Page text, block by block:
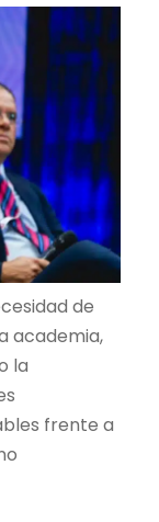
de
academia,
la
frente a